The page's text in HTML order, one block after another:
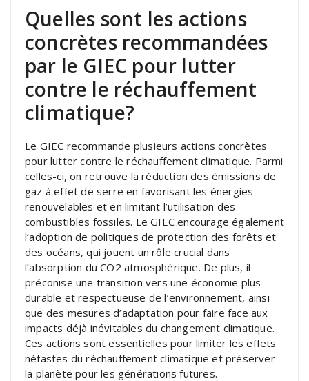
Quelles sont les actions
concrètes recommandées
par le GIEC pour lutter
contre le réchauffement
climatique?
Le GIEC recommande plusieurs actions concrètes
pour lutter contre le réchauffement climatique. Parmi
celles-ci, on retrouve la réduction des émissions de
gaz à effet de serre en favorisant les énergies
renouvelables et en limitant l’utilisation des
combustibles fossiles. Le GIEC encourage également
l’adoption de politiques de protection des forêts et
des océans, qui jouent un rôle crucial dans
l’absorption du CO2 atmosphérique. De plus, il
préconise une transition vers une économie plus
durable et respectueuse de l’environnement, ainsi
que des mesures d’adaptation pour faire face aux
impacts déjà inévitables du changement climatique.
Ces actions sont essentielles pour limiter les effets
néfastes du réchauffement climatique et préserver
la planète pour les générations futures.